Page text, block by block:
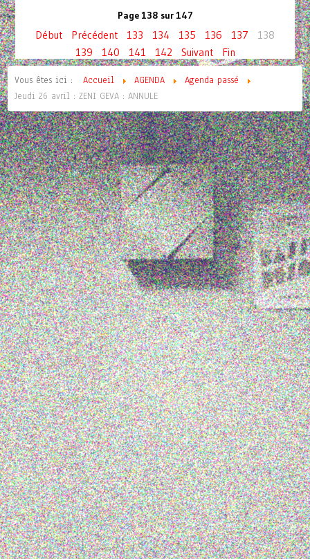
Page 138 sur 147
Début Précédent 133 134 135 136 137
138
139
140 141 142 Suivant Fin
Vous êtes ici : Accueil AGENDA
Agenda passé
Jeudi 26 avril : ZENI GEVA : ANNULE